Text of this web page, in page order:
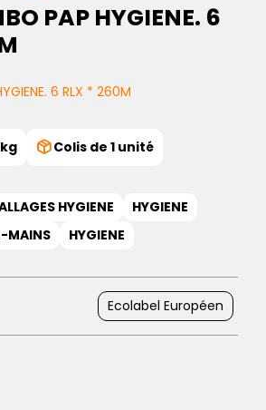
PAP HYGIENE. 6
6 RLX * 260M
Colis de 1 unité
HYGIENE
HYGIENE
MAINS
HYGIENE
Ecolabel Européen